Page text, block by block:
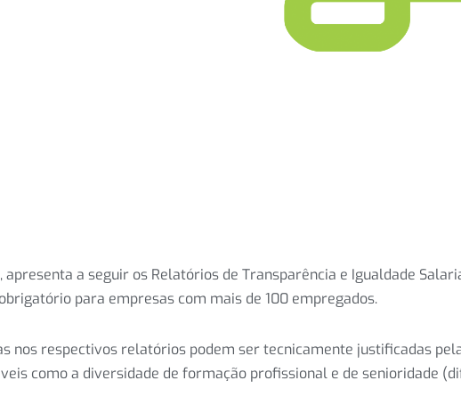
a seguir os Relatórios de Transparência e Igualdade
para empresas com mais de 100 empregados.
nos respectivos relatórios podem ser tecnicamente justificadas
como a diversidade de formação profissional e de senioridade